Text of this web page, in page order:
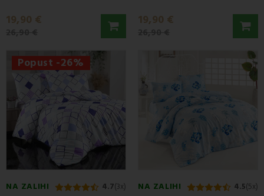
19,90 € 19,90 €
Popust -26%
NA ZALIHI 4.7(3x) NA ZALIHI 4.5(5x)